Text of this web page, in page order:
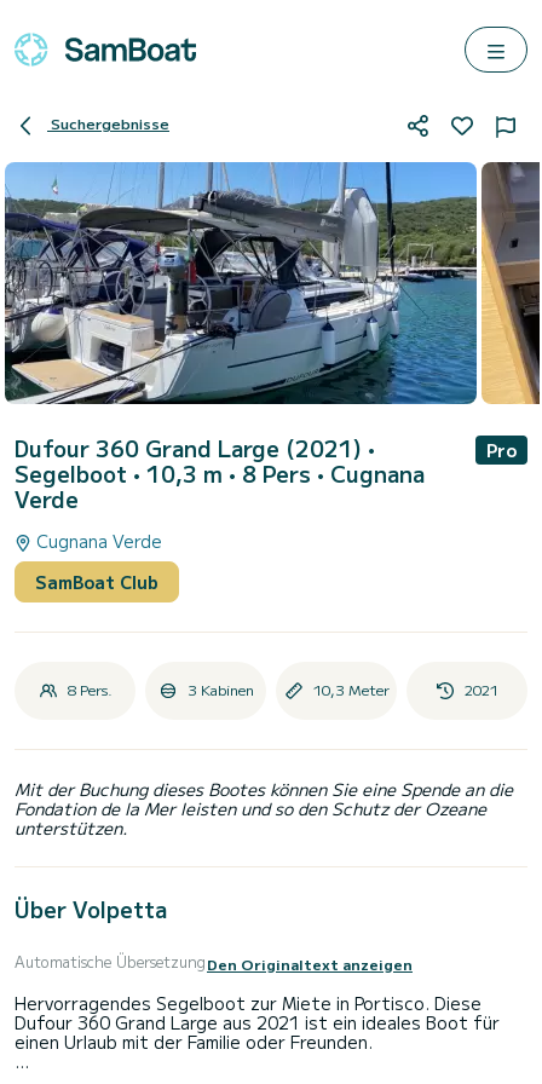
Suchergebnisse
Dufour 360 Grand Large (2021) •
Segelboot • 10,3 m • 8 Pers • Cugnana
Verde
Pro
Cugnana Verde
SamBoat Club
8 Pers. 3 Kabinen 10,3 Meter 2021
Mit der Buchung dieses Bootes können Sie eine Spende an die
Fondation de la Mer leisten und so den Schutz der Ozeane
unterstützen.
Über Volpetta
Automatische ÜbersetzungDen Originaltext anzeigen
Hervorragendes Segelboot zur Miete in Portisco. Diese
Dufour 360 Grand Large aus 2021 ist ein ideales Boot für
einen Urlaub mit der Familie oder Freunden.